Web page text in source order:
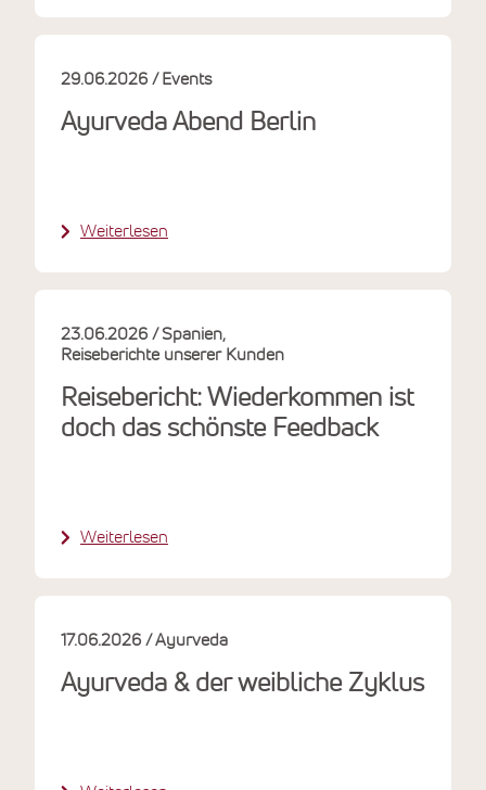
Ayurveda Abend Berlin
29.06.2026 Events
Weiterlesen
Reisebericht: Wiederkommen ist
doch das schönste Feedback
23.06.2026
Spanien
Reiseberichte unserer Kunden
Weiterlesen
Ayurveda & der weibliche Zyklus
17.06.2026 Ayurveda